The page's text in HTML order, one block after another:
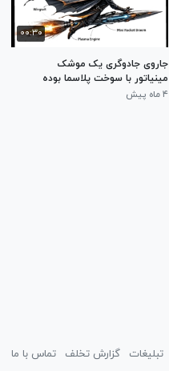
۰۰:۳۰
جاروی جادوگری یک موشک
مینیاتور با سوخت پلاسما بوده
است و کلاه جادوگر یک بشقاب
۴ ماه پیش
تبلیغات گزارش تخلف تماس با ما